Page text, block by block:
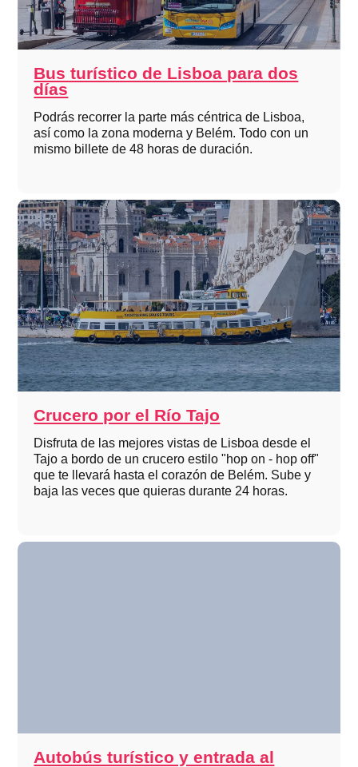
Bus turístico de Lisboa para dos
días
Podrás recorrer la parte más céntrica de Lisboa,
así como la zona moderna y Belém. Todo con un
mismo billete de 48 horas de duración.
Crucero por el Río Tajo
Disfruta de las mejores vistas de Lisboa desde el
Tajo a bordo de un crucero estilo "hop on - hop off"
que te llevará hasta el corazón de Belém. Sube y
baja las veces que quieras durante 24 horas.
Autobús turístico y entrada al